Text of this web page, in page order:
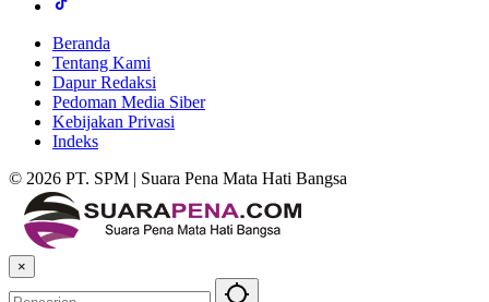
Beranda
Tentang Kami
Dapur Redaksi
Pedoman Media Siber
Kebijakan Privasi
Indeks
© 2026 PT. SPM | Suara Pena Mata Hati Bangsa
×